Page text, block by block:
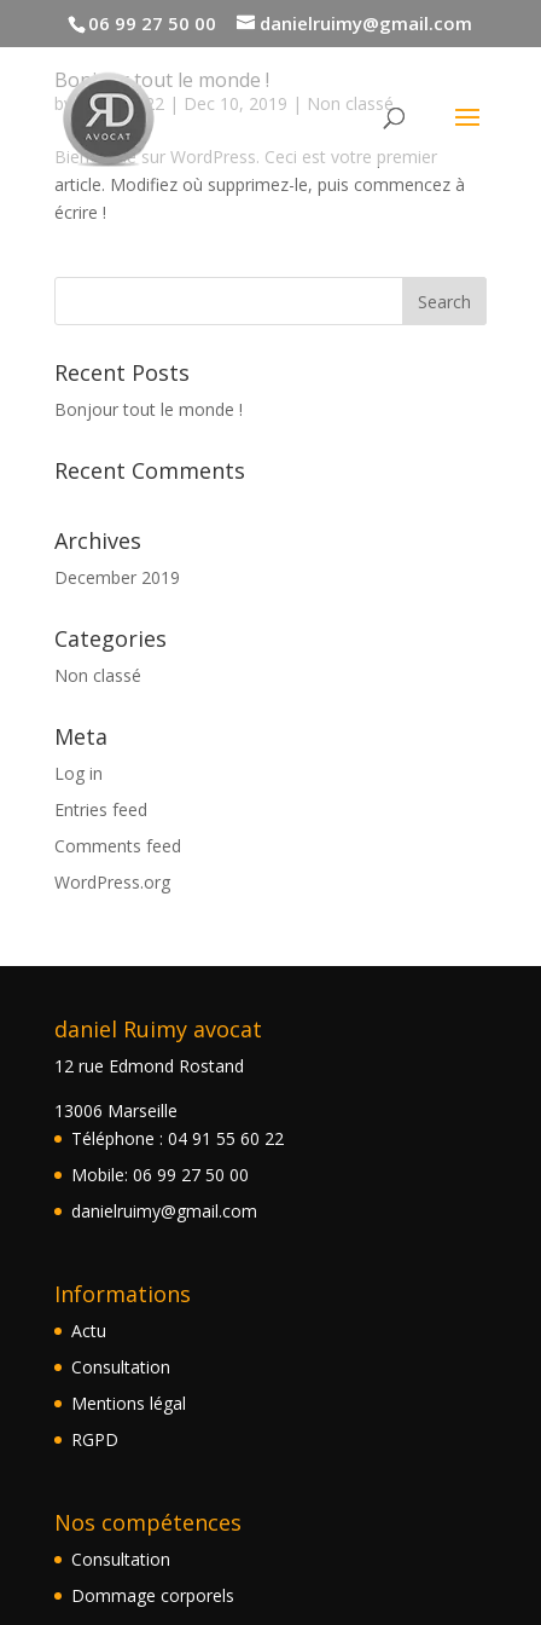
06 99 27 50 00 danielruimy@gmail.com
Bonjour tout le monde !
byadmin4722| Dec 10, 2019 | Non classé
Bienvenue sur WordPress. Ceci est votre premier
article. Modifiez où supprimez-le, puis commencez à
écrire !
Recent Posts
Bonjour tout le monde !
Recent Comments
Archives
December 2019
Categories
Non classé
Meta
Log in
Entries feed
Comments feed
WordPress.org
daniel Ruimy avocat
12 rue Edmond Rostand
13006 Marseille
Téléphone : 04 91 55 60 22
Mobile: 06 99 27 50 00
danielruimy@gmail.com
Informations
Actu
Consultation
Mentions légal
RGPD
Nos compétences
Consultation
Dommage corporels